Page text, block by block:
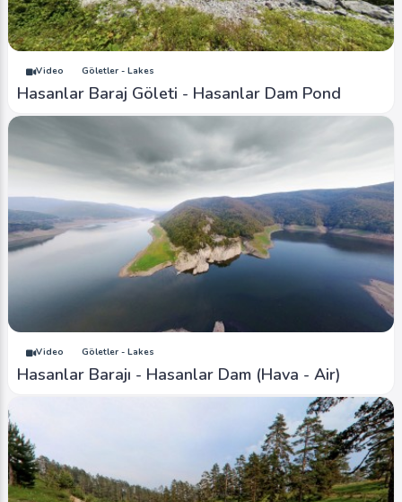
Video Göletler - Lakes
Hasanlar Baraj Göleti - Hasanlar Dam Pond
Video Göletler - Lakes
Hasanlar Barajı - Hasanlar Dam (Hava - Air)